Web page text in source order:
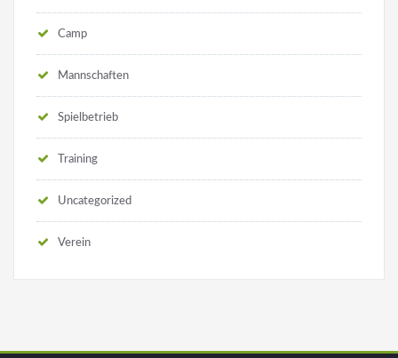
Camp
Mannschaften
Spielbetrieb
Training
Uncategorized
Verein